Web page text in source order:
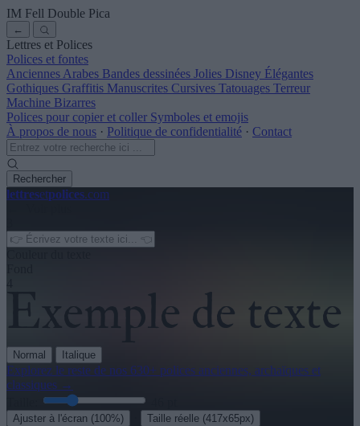
IM Fell Double Pica
←
Lettres et Polices
Polices et fontes
Anciennes Arabes Bandes dessinées Jolies Disney Élégantes
Gothiques Graffitis Manuscrites Cursives Tatouages Terreur
Machine Bizarres
Polices pour copier et coller Symboles et emojis
À propos de nous · Politique de confidentialité · Contact
Rechercher
lettresetpolices.com
Normal Italique
Explorez le reste de nos 630+ polices anciennes, archaïques et
classiques →
Ajuster à l'écran (100%) Taille réelle (417x65px)